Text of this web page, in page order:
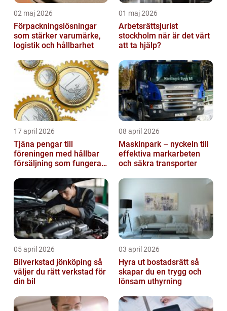
02 maj 2026
Förpackningslösningar
som stärker varumärke,
logistik och hållbarhet
01 maj 2026
Arbetsrättsjurist
stockholm när är det värt
att ta hjälp?
17 april 2026
Tjäna pengar till
föreningen med hållbar
försäljning som fungerar
08 april 2026
Maskinpark – nyckeln till
effektiva markarbeten
och säkra transporter
05 april 2026
Bilverkstad jönköping så
väljer du rätt verkstad för
din bil
03 april 2026
Hyra ut bostadsrätt så
skapar du en trygg och
lönsam uthyrning